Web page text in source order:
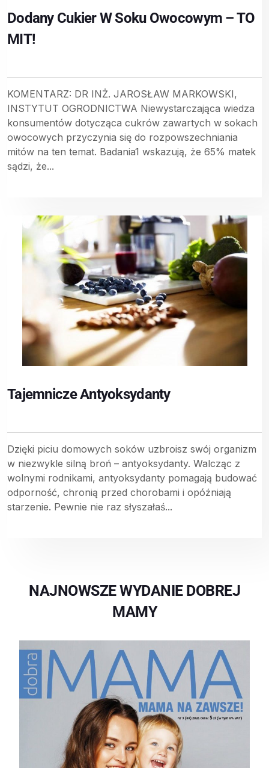
Dodany Cukier W Soku Owocowym – TO
MIT!
KOMENTARZ: DR INŻ. JAROSŁAW MARKOWSKI,
INSTYTUT OGRODNICTWA Niewystarczająca wiedza
konsumentów dotycząca cukrów zawartych w sokach
owocowych przyczynia się do rozpowszechniania
mitów na ten temat. Badania1 wskazują, że 65% matek
sądzi, że...
Tajemnicze Antyoksydanty
Dzięki piciu domowych soków uzbroisz swój organizm
w niezwykle silną broń – antyoksydanty. Walcząc z
wolnymi rodnikami, antyoksydanty pomagają budować
odporność, chronią przed chorobami i opóźniają
starzenie. Pewnie nie raz słyszałaś...
NAJNOWSZE WYDANIE DOBREJ
MAMY